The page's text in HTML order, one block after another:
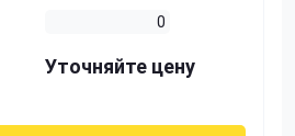
0
Уточняйте цену